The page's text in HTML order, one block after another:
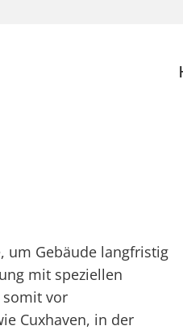
um Gebäude langfristig
mit speziellen
somit vor
Cuxhaven, in der